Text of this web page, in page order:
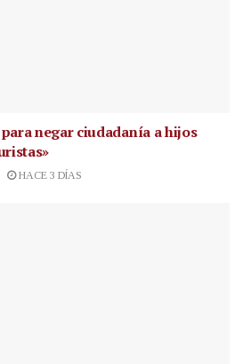
negar ciudadanía a hijos
HACE 3 DÍAS